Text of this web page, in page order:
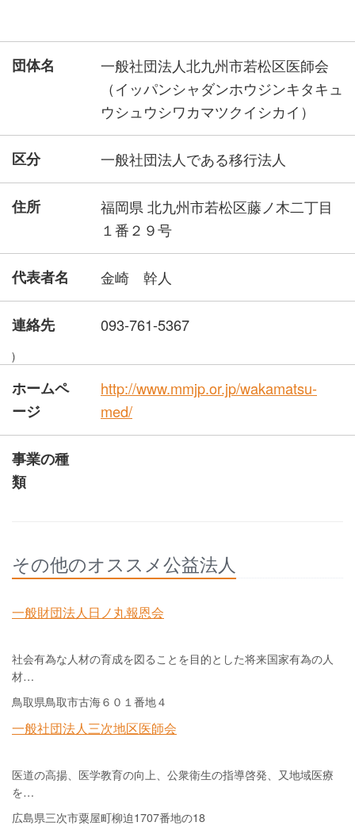
団体名
一般社団法人北九州市若松区医師会
（イッパンシャダンホウジンキタキュ
ウシュウシワカマツクイシカイ）
区分 一般社団法人である移行法人
住所
福岡県 北九州市若松区藤ノ木二丁目
１番２９号
代表者名 金崎 幹人
連絡先 093-761-5367
)
ホームペ
ージ
http://www.mmjp.or.jp/wakamatsu-
med/
事業の種
類
その他のオススメ公益法人
一般財団法人日ノ丸報恩会
社会有為な人材の育成を図ることを目的とした将来国家有為の人
材…
鳥取県鳥取市古海６０１番地４
一般社団法人三次地区医師会
医道の高揚、医学教育の向上、公衆衛生の指導啓発、又地域医療
を…
広島県三次市粟屋町柳迫1707番地の18